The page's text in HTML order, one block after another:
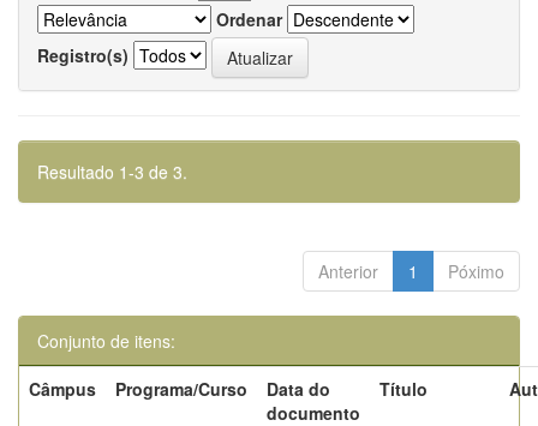
Ordenar
Registro(s)
Resultado 1-3 de 3.
Anterior 1 Póximo
Conjunto de itens:
Câmpus
Programa/Curso
Data do
documento
Título